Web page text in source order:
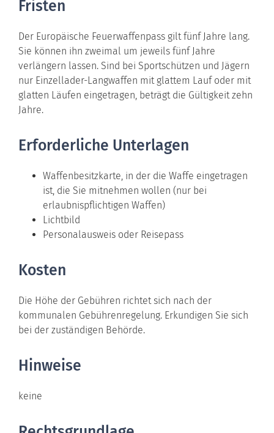
Fristen
Der Europäische Feuerwaffenpass gilt fünf Jahre lang.
Sie können ihn zweimal um jeweils fünf Jahre
verlängern lassen. Sind bei Sportschützen und Jägern
nur Einzellader-Langwaffen mit glattem Lauf oder mit
glatten Läufen eingetragen, beträgt die Gültigkeit zehn
Jahre.
Erforderliche Unterlagen
Waffenbesitzkarte, in der die Waffe eingetragen
ist, die Sie mitnehmen wollen (nur bei
erlaubnispflichtigen Waffen)
Lichtbild
Personalausweis oder Reisepass
Kosten
Die Höhe der Gebühren richtet sich nach der
kommunalen Gebührenregelung. Erkundigen Sie sich
bei der zuständigen Behörde.
Hinweise
keine